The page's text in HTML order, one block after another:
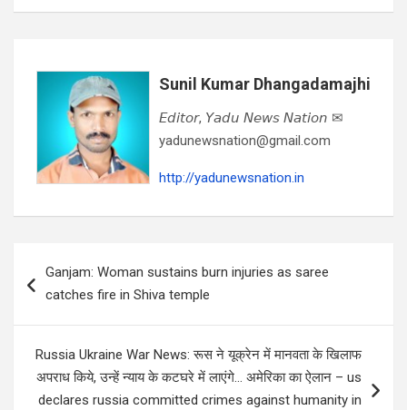
Sunil Kumar Dhangadamajhi
𝘌𝘥𝘪𝘵𝘰𝘳, 𝘠𝘢𝘥𝘶 𝘕𝘦𝘸𝘴 𝘕𝘢𝘵𝘪𝘰𝘯 ✉
yadunewsnation@gmail.com
http://yadunewsnation.in
navigation
Ganjam: Woman sustains burn injuries as saree
catches fire in Shiva temple
Russia Ukraine War News: रूस ने यूक्रेन में मानवता के खिलाफ
अपराध किये, उन्हें न्याय के कटघरे में लाएंगे… अमेरिका का ऐलान – us
declares russia committed crimes against humanity in